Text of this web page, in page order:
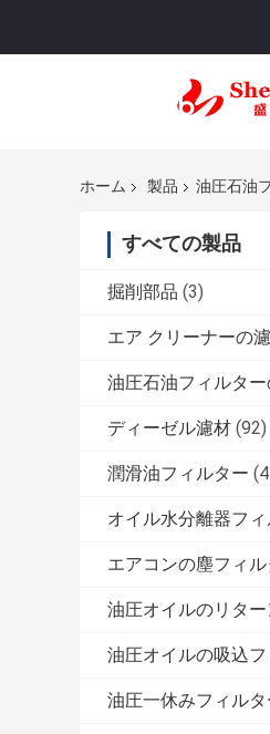
ホーム 製品 油圧石油
すべての製品
掘削部品 (3)
エア クリーナーの
油圧石油フィルタ
ディーゼル濾材 (92)
潤滑油フィルター
オイル水分離器フ
エアコンの塵フィル
油圧オイルのリタ
油圧オイルの吸込フ
油圧一休みフィルタ